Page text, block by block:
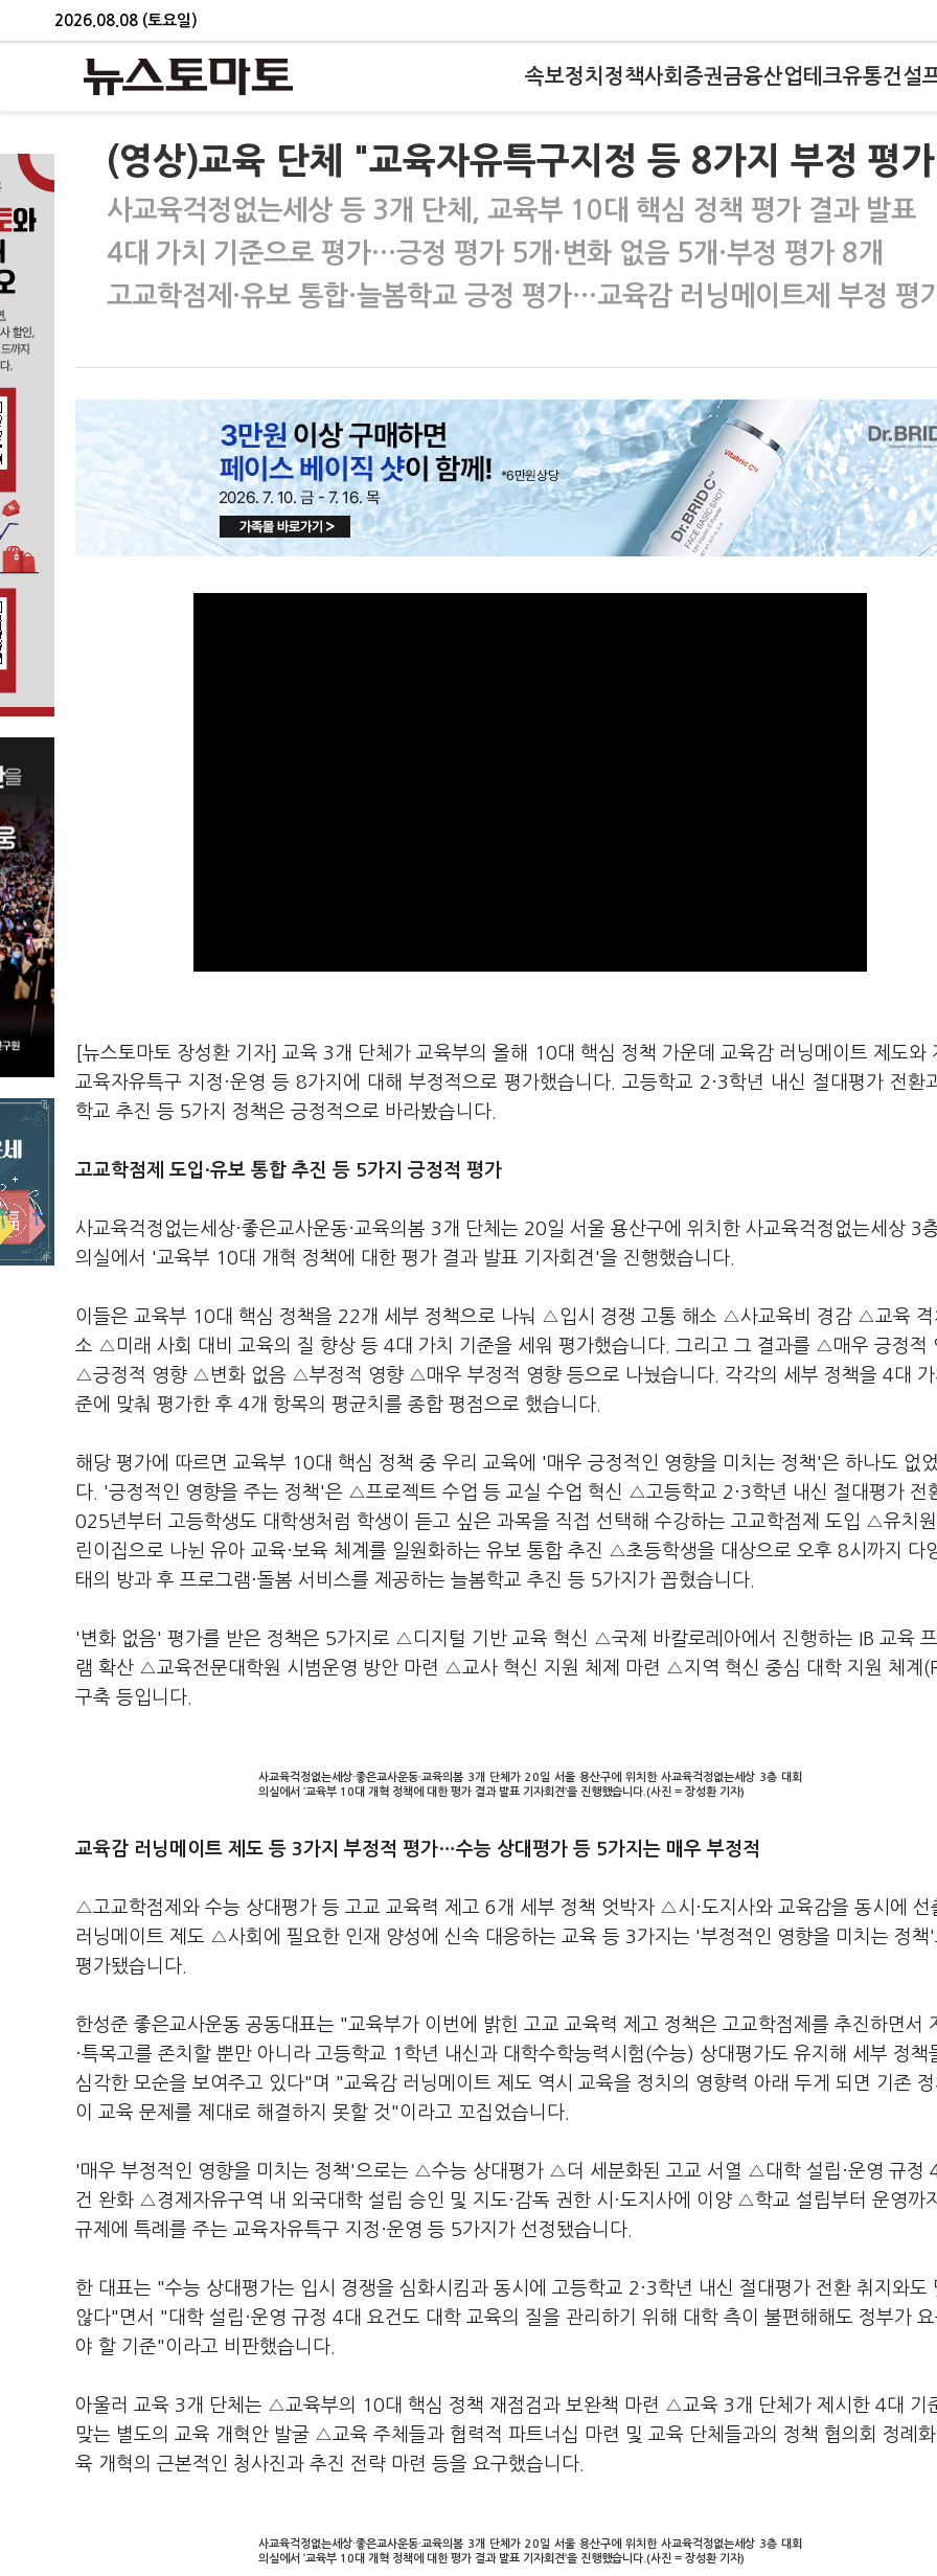
2026.08.08 (토요일)
속보정치 정책사회 증권금융산업테크유통건설
(영상)교육 단체 "교육자유특구지정 등 8가지 부정 평
사교육걱정없는세상 등 3개 단체, 교육부 10대 핵심 정책 평가 결과 발표
4대 가치 기준으로 평가…긍정 평가 5개·변화 없음 5개·부정 평가 8개
고교학점제·유보 통합·늘봄학교 긍정 평가…교육감 러닝메이트제 부정 평
[뉴스토마토 장성환 기자] 교육 3개 단체가 교육부의 올해 10대 핵심 정책 가운데 교육감 러닝메이트 제도와
교육자유특구 지정·운영 등 8가지에 대해 부정적으로 평가했습니다. 고등학교 2·3학년 내신 절대평가 전환
학교 추진 등 5가지 정책은 긍정적으로 바라봤습니다.
고교학점제 도입·유보 통합 추진 등 5가지 긍정적 평가
사교육걱정없는세상·좋은교사운동·교육의봄 3개 단체는 20일 서울 용산구에 위치한 사교육걱정없는세상 3
의실에서 '교육부 10대 개혁 정책에 대한 평가 결과 발표 기자회견'을 진행했습니다.
이들은 교육부 10대 핵심 정책을 22개 세부 정책으로 나눠 △입시 경쟁 고통 해소 △사교육비 경감 △교육 격
소 △미래 사회 대비 교육의 질 향상 등 4대 가치 기준을 세워 평가했습니다. 그리고 그 결과를 △매우 긍정적
△긍정적 영향 △변화 없음 △부정적 영향 △매우 부정적 영향 등으로 나눴습니다. 각각의 세부 정책을 4대
준에 맞춰 평가한 후 4개 항목의 평균치를 종합 평점으로 했습니다.
해당 평가에 따르면 교육부 10대 핵심 정책 중 우리 교육에 '매우 긍정적인 영향을 미치는 정책'은 하나도 없
다. '긍정적인 영향을 주는 정책'은 △프로젝트 수업 등 교실 수업 혁신 △고등학교 2·3학년 내신 절대평가
025년부터 고등학생도 대학생처럼 학생이 듣고 싶은 과목을 직접 선택해 수강하는 고교학점제 도입 △유치
린이집으로 나뉜 유아 교육·보육 체계를 일원화하는 유보 통합 추진 △초등학생을 대상으로 오후 8시까지 다
태의 방과 후 프로그램·돌봄 서비스를 제공하는 늘봄학교 추진 등 5가지가 꼽혔습니다.
'변화 없음' 평가를 받은 정책은 5가지로 △디지털 기반 교육 혁신 △국제 바칼로레아에서 진행하는 IB 교육
램 확산 △교육전문대학원 시범운영 방안 마련 △교사 혁신 지원 체제 마련 △지역 혁신 중심 대학 지원 체계
구축 등입니다.
사교육걱정없는세상·좋은교사운동·교육의봄 3개 단체가 20일 서울 용산구에 위치한 사교육걱정없는세상 3층 대회
의실에서 ‘교육부 10대 개혁 정책에 대한 평가 결과 발표 기자회견’을 진행했습니다.(사진 = 장성환 기자)
교육감 러닝메이트 제도 등 3가지 부정적 평가…수능 상대평가 등 5가지는 매우 부정적
△고교학점제와 수능 상대평가 등 고교 교육력 제고 6개 세부 정책 엇박자 △시·도지사와 교육감을 동시에 선
러닝메이트 제도 △사회에 필요한 인재 양성에 신속 대응하는 교육 등 3가지는 '부정적인 영향을 미치는 정책
평가됐습니다.
한성준 좋은교사운동 공동대표는 "교육부가 이번에 밝힌 고교 교육력 제고 정책은 고교학점제를 추진하면서
·특목고를 존치할 뿐만 아니라 고등학교 1학년 내신과 대학수학능력시험(수능) 상대평가도 유지해 세부 정책
심각한 모순을 보여주고 있다"며 "교육감 러닝메이트 제도 역시 교육을 정치의 영향력 아래 두게 되면 기존
이 교육 문제를 제대로 해결하지 못할 것"이라고 꼬집었습니다.
'매우 부정적인 영향을 미치는 정책'으로는 △수능 상대평가 △더 세분화된 고교 서열 △대학 설립·운영 규정
건 완화 △경제자유구역 내 외국대학 설립 승인 및 지도·감독 권한 시·도지사에 이양 △학교 설립부터 운영까
규제에 특례를 주는 교육자유특구 지정·운영 등 5가지가 선정됐습니다.
한 대표는 "수능 상대평가는 입시 경쟁을 심화시킴과 동시에 고등학교 2·3학년 내신 절대평가 전환 취지와도
않다"면서 "대학 설립·운영 규정 4대 요건도 대학 교육의 질을 관리하기 위해 대학 측이 불편해해도 정부가
야 할 기준"이라고 비판했습니다.
아울러 교육 3개 단체는 △교육부의 10대 핵심 정책 재점검과 보완책 마련 △교육 3개 단체가 제시한 4대 기
맞는 별도의 교육 개혁안 발굴 △교육 주체들과 협력적 파트너십 마련 및 교육 단체들과의 정책 협의회 정례
육 개혁의 근본적인 청사진과 추진 전략 마련 등을 요구했습니다.
사교육걱정없는세상·좋은교사운동·교육의봄 3개 단체가 20일 서울 용산구에 위치한 사교육걱정없는세상 3층 대회
의실에서 ‘교육부 10대 개혁 정책에 대한 평가 결과 발표 기자회견’을 진행했습니다.(사진 = 장성환 기자)